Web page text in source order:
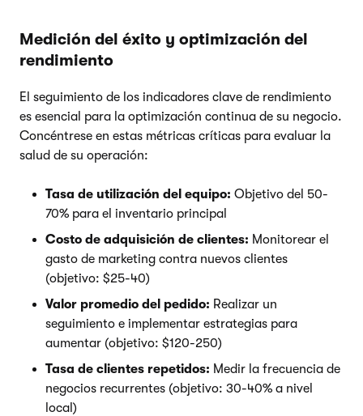
Medición del éxito y optimización del
rendimiento
El seguimiento de los indicadores clave de rendimiento
es esencial para la optimización continua de su negocio.
Concéntrese en estas métricas críticas para evaluar la
salud de su operación:
Tasa de utilización del equipo: Objetivo del 50-
70% para el inventario principal
Costo de adquisición de clientes: Monitorear el
gasto de marketing contra nuevos clientes
(objetivo: $25-40)
Valor promedio del pedido: Realizar un
seguimiento e implementar estrategias para
aumentar (objetivo: $120-250)
Tasa de clientes repetidos: Medir la frecuencia de
negocios recurrentes (objetivo: 30-40% a nivel
local)